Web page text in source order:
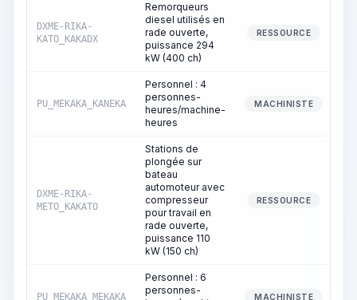
DXME-RIKA-
KATO_KAKADX
Remorqueurs
diesel utilisés en
rade ouverte,
puissance 294
kW (400 ch)
RESSOURCE
PU_MEKAKA_KANEKA
Personnel : 4
personnes-
heures/machine-
heures
MACHINISTE
DXME-RIKA-
METO_KAKATO
Stations de
plongée sur
bateau
automoteur avec
compresseur
pour travail en
rade ouverte,
puissance 110
kW (150 ch)
RESSOURCE
PU_MEKAKA_MEKAKA
Personnel : 6
personnes-
MACHINISTE